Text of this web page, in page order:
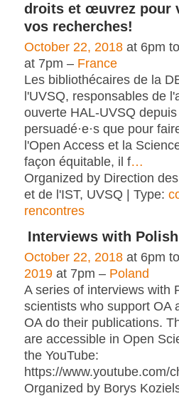
droits et œuvrez pour
vos recherches!
October 22, 2018 at 6pm
at 7pm – France
Les bibliothécaires de la
l'UVSQ, responsables de
ouverte HAL-UVSQ
persuadé·e·s que pour
l'Open Access et la
façon équitable, il f…
Organized by Direction
et de l'IST, UVSQ | Type:
rencontres
Interviews with
October 22, 2018 at 6pm
2019 at 7pm – Poland
A series of interviews with
scientists who support OA
OA do their publications.
are accessible in Open
the YouTube:
https://www.youtube.com/
Organized by Borys